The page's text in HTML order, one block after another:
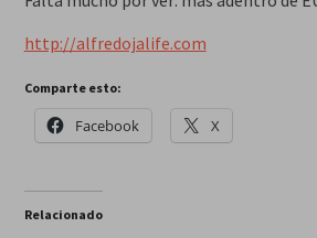
http://alfredojalife.com
Comparte esto:
Facebook X
Relacionado